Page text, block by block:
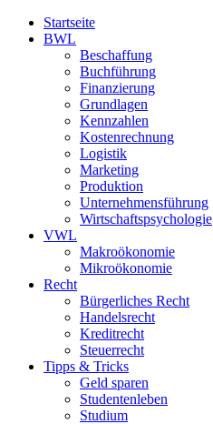
Startseite
BWL
Beschaffung
Buchführung
Finanzierung
Grundlagen
Kennzahlen
Kostenrechnung
Logistik
Marketing
Produktion
Unternehmensführung
Wirtschaftspsychologie
VWL
Makroökonomie
Mikroökonomie
Recht
Bürgerliches Recht
Handelsrecht
Kreditrecht
Steuerrecht
Tipps & Tricks
Geld sparen
Studentenleben
Studium